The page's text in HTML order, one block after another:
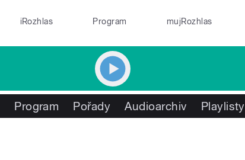
iRozhlas Program mujRozhlas
Program Pořady Audioarchiv Playlisty